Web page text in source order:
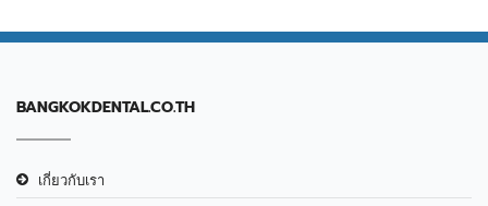
BANGKOKDENTAL.CO.TH
เกี่ยวกับเรา